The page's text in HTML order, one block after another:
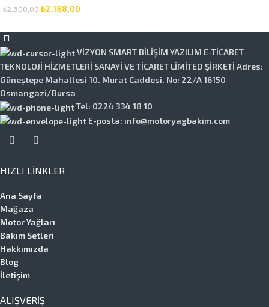
₺2.600,00₺2.188,00
VİZYON SMART BİLİŞİM YAZILIM E-TİCARET
TEKNOLOJİ HİZMETLERİ SANAYİ VE TİCARET LİMİTED ŞİRKETİ Adres:
Güneştepe Mahallesi 10. Murat Caddesi. No: 22/A 16150
Osmangazi/Bursa
Tel: 0224 334 18 10
E-posta: info@motoryagbakim.com
HIZLI LINKLER
Ana Sayfa
Mağaza
Motor Yağları
Bakım Setleri
Hakkımızda
Blog
İletişim
ALIŞVERIŞ